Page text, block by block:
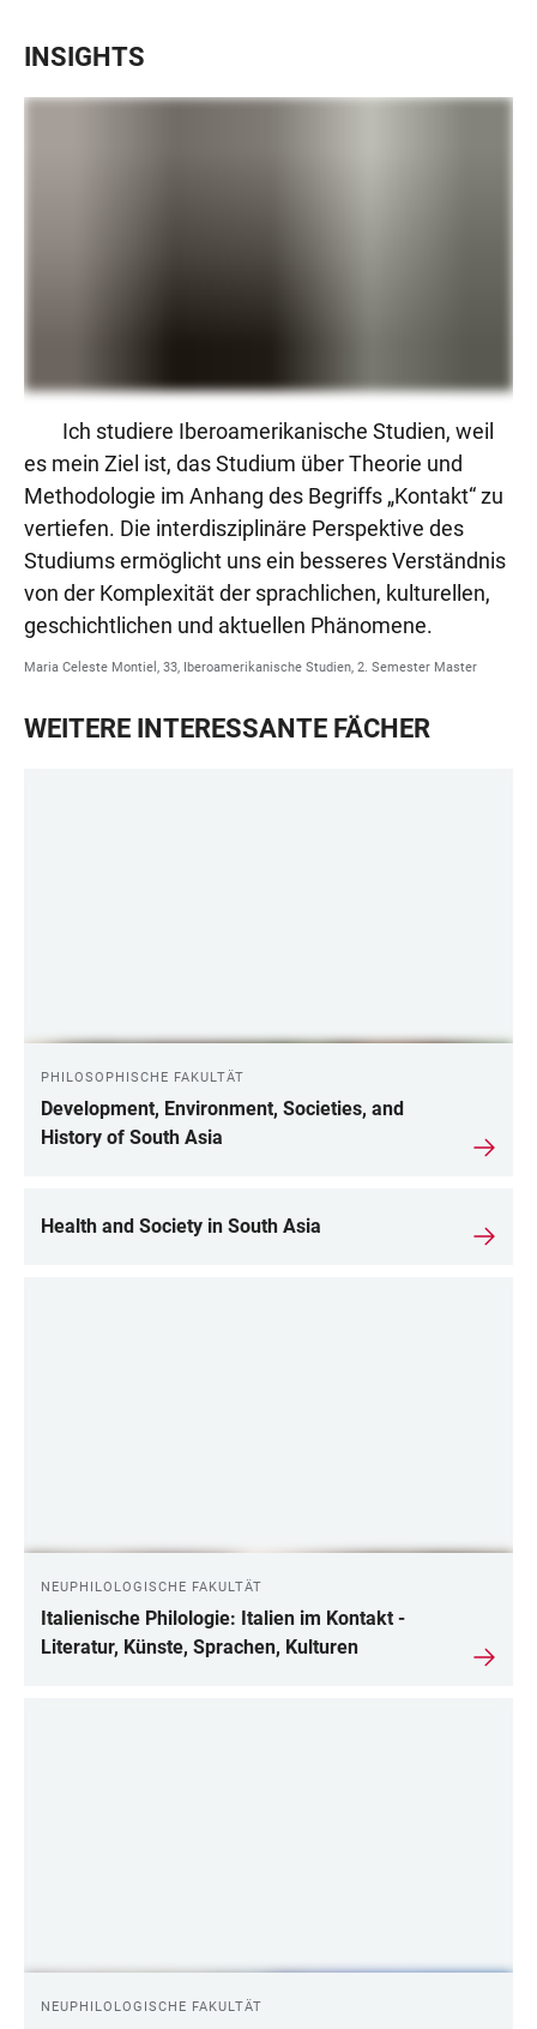
INSIGHTS
Ich studiere Iberoamerikanische Studien, weil
es mein Ziel ist, das Studium über Theorie und
Methodologie im Anhang des Begriffs „Kontakt“ zu
vertiefen. Die interdisziplinäre Perspektive des
Studiums ermöglicht uns ein besseres Verständnis
von der Komplexität der sprachlichen, kulturellen,
geschichtlichen und aktuellen Phänomene.
Maria Celeste Montiel, 33, Iberoamerikanische Studien, 2. Semester Master
WEITERE INTERESSANTE FÄCHER
PHILOSOPHISCHE FAKULTÄT
Development, Environment, Societies, and
History of South Asia
Health and Society in South Asia
NEUPHILOLOGISCHE FAKULTÄT
Italienische Philologie: Italien im Kontakt -
Literatur, Künste, Sprachen, Kulturen
NEUPHILOLOGISCHE FAKULTÄT